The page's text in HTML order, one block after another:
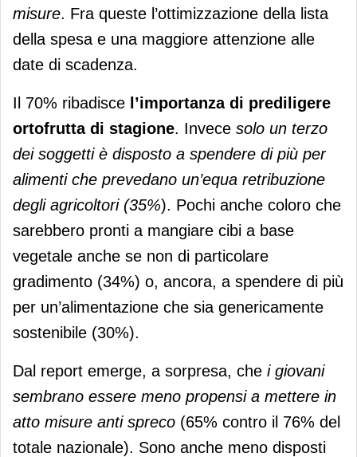
misure. Fra queste l’ottimizzazione della lista
della spesa e una maggiore attenzione alle
date di scadenza.
Il 70% ribadisce l’importanza di prediligere
ortofrutta di stagione. Invece solo un terzo
dei soggetti è disposto a spendere di più per
alimenti che prevedano un’equa retribuzione
degli agricoltori (35%). Pochi anche coloro che
sarebbero pronti a mangiare cibi a base
vegetale anche se non di particolare
gradimento (34%) o, ancora, a spendere di più
per un’alimentazione che sia genericamente
sostenibile (30%).
Dal report emerge, a sorpresa, che i giovani
sembrano essere meno propensi a mettere in
atto misure anti spreco (65% contro il 76% del
totale nazionale). Sono anche meno disposti